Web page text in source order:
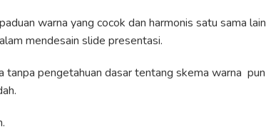
warna yang cocok dan harmonis satu sama lain
mendesain slide presentasi.
tanpa pengetahuan dasar tentang skema warna pun